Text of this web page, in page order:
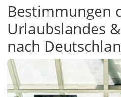
Bestimmungen
Urlaubslandes
nach